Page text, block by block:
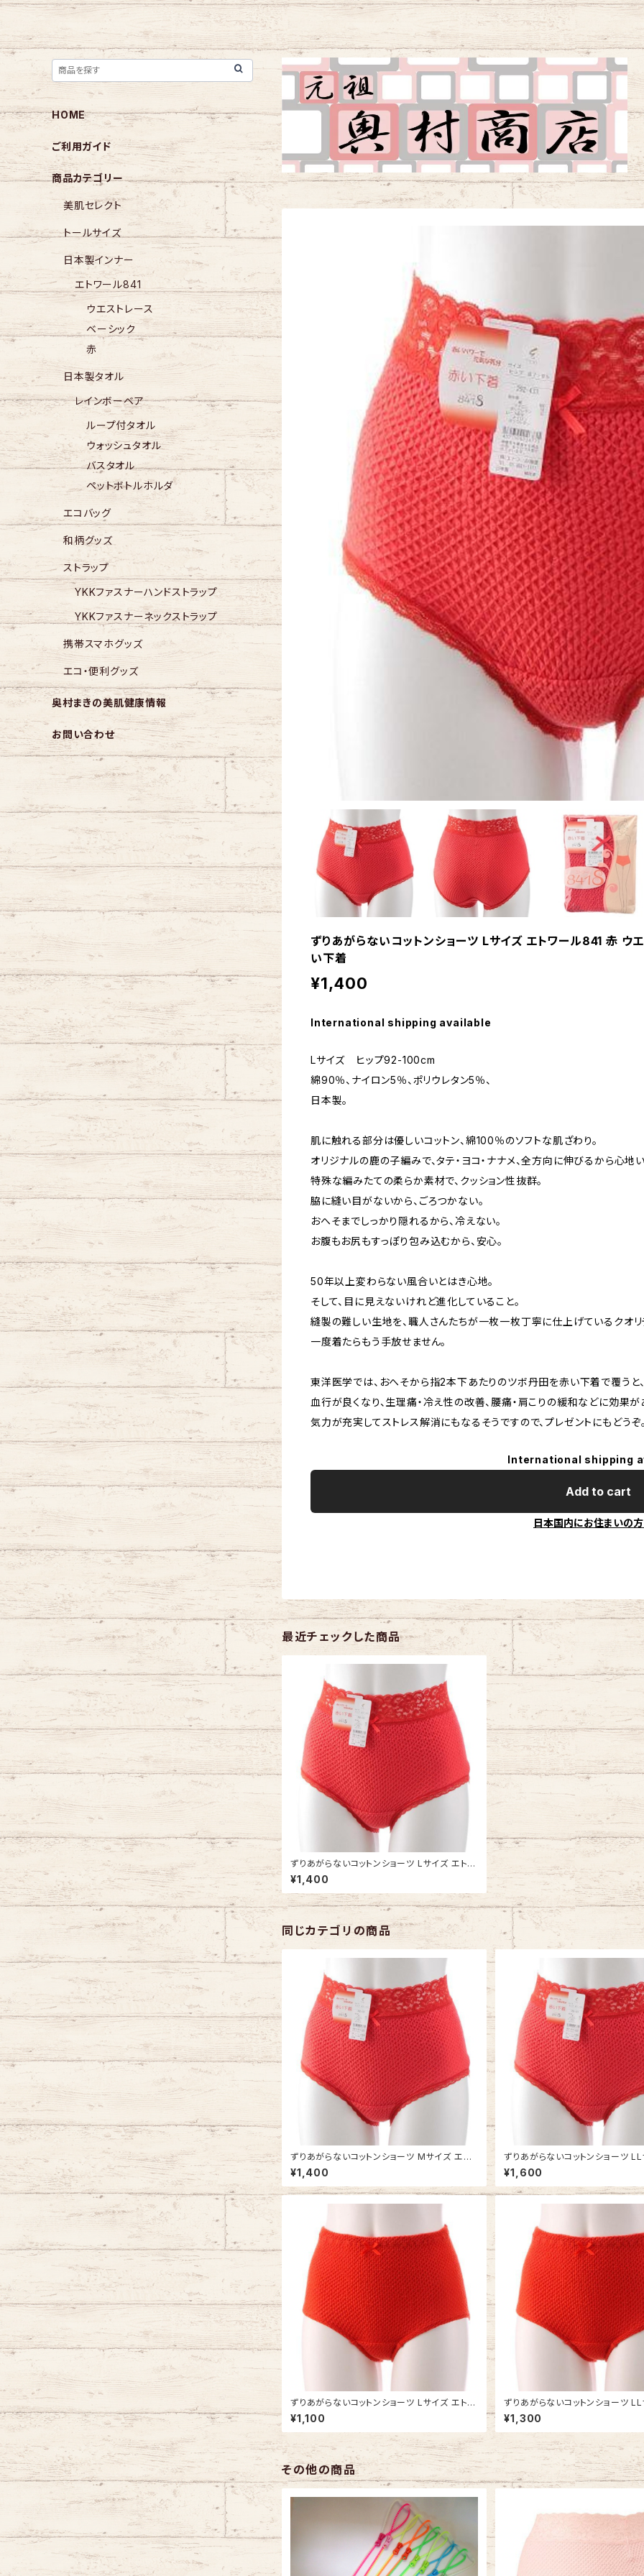
ずりあがらないコットンショーツ Lサイズ エトワール841 赤
い下着
¥1,400
International shipping available
Lサイズ ヒップ92-100cm
綿90％、ナイロン5％、ポリウレタン5％、
日本製。
肌に触れる部分は優しいコットン、綿100％のソフトな肌ざわり。
オリジナルの鹿の子編みで、タテ・ヨコ・ナナメ、全方向に伸びるから心地
特殊な編みたての柔らか素材で、クッション性抜群。
脇に縫い目がないから、ごろつかない。
おへそまでしっかり隠れるから、冷えない。
お腹もお尻もすっぽり包み込むから、安心。
50年以上変わらない風合いとはき心地。
そして、目に見えないけれど進化していること。
縫製の難しい生地を、職人さんたちが一枚一枚丁寧に仕上げているクオリ
一度着たらもう手放せません。
東洋医学では、おへそから指2本下あたりのツボ丹田を赤い下着で覆うと
血行が良くなり、生理痛・冷え性の改善、腰痛・肩こりの緩和などに効果が
気力が充実してストレス解消にもなるそうですので、プレゼントにもどうぞ
International shipping
Add to cart
日本国内にお住まいの
最近チェックした商品
ずりあがらないコットンショーツ Lサイズ エトワ
ール841 赤 ウエストレース フルバック 赤パン
鹿の子編み 赤い下着
¥1,400
同じカテゴリの商品
ずりあがらないコットンショーツ Mサイズ エト
ワール841 赤 ウエストレース フルバック 赤パ
ン 鹿の子編み 赤い下着
¥1,400
ずりあがらないコットンショーツ
ワール841 赤 ウエストレース フル
ン 鹿の子編み 赤い下着
¥1,600
ずりあがらないコットンショーツ Lサイズ エトワ
ール841 赤 ベーシック フルバック 赤パン 鹿の
子編み 赤い下着
¥1,100
ずりあがらないコットンショーツ
ワール841 赤 ベーシック フルバッ
の子編み 赤い下着
¥1,300
その他の商品
HOME
ご利用ガイド
商品カテゴリー
美肌セレクト
トールサイズ
日本製インナー
エトワール841
ウエストレース
ベーシック
赤
日本製タオル
レインボーベア
ループ付タオル
ウォッシュタオル
バスタオル
ペットボトルホルダ
エコバッグ
和柄グッズ
ストラップ
YKKファスナーハンドストラップ
YKKファスナーネックストラップ
携帯スマホグッズ
エコ・便利グッズ
奥村まきの美肌健康情報
お問い合わせ